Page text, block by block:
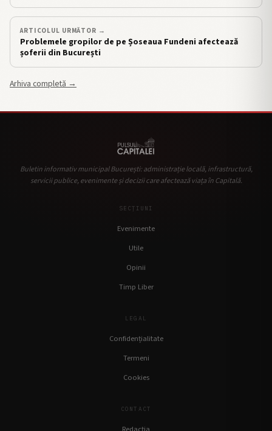
ARTICOLUL URMĂTOR →
Problemele gropilor de pe Șoseaua Fundeni afectează
șoferii din București
Arhiva completă →
Buletin informativ municipal București: administrație locală, infrastructură,
servicii publice, evenimente și decizii care afectează viața în Capitală.
SECȚIUNI
Evenimente
Utile
Opinii
Timp Liber
LEGAL
Confidențialitate
Termeni
Cookies
CONTACT